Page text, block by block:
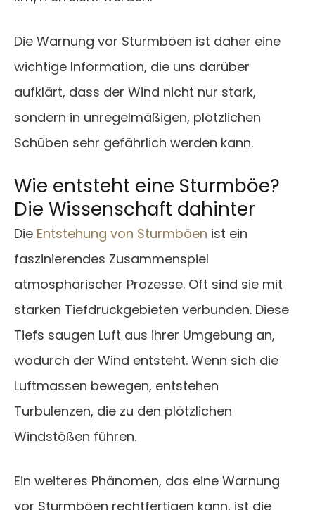
Die Warnung vor Sturmböen ist daher eine
wichtige Information, die uns darüber
aufklärt, dass der Wind nicht nur stark,
sondern in unregelmäßigen, plötzlichen
Schüben sehr gefährlich werden kann.
Wie entsteht eine Sturmböe?
Die Wissenschaft dahinter
Die Entstehung von Sturmböen ist ein
faszinierendes Zusammenspiel
atmosphärischer Prozesse. Oft sind sie mit
starken Tiefdruckgebieten verbunden. Diese
Tiefs saugen Luft aus ihrer Umgebung an,
wodurch der Wind entsteht. Wenn sich die
Luftmassen bewegen, entstehen
Turbulenzen, die zu den plötzlichen
Windstößen führen.
Ein weiteres Phänomen, das eine Warnung
vor Sturmböen rechtfertigen kann, ist die